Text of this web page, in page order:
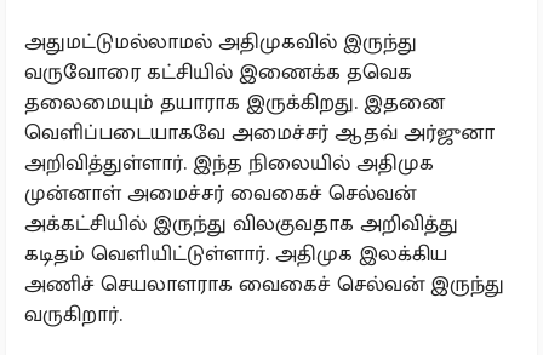
அதுமட்டுமல்லாமல் அதிமுகவில் இருந்து
வருவோரை கட்சியில் இணைக்க தவெக
தலைமையும் தயாராக இருக்கிறது. இதனை
வெளிப்படையாகவே அமைச்சர் ஆதவ் அர்ஜுனா
அறிவித்துள்ளார். இந்த நிலையில் அதிமுக
முன்னாள் அமைச்சர் வைகைச் செல்வன்
அக்கட்சியில் இருந்து விலகுவதாக அறிவித்து
கடிதம் வெளியிட்டுள்ளார். அதிமுக இலக்கிய
அணிச் செயலாளராக வைகைச் செல்வன் இருந்து
வருகிறார்.